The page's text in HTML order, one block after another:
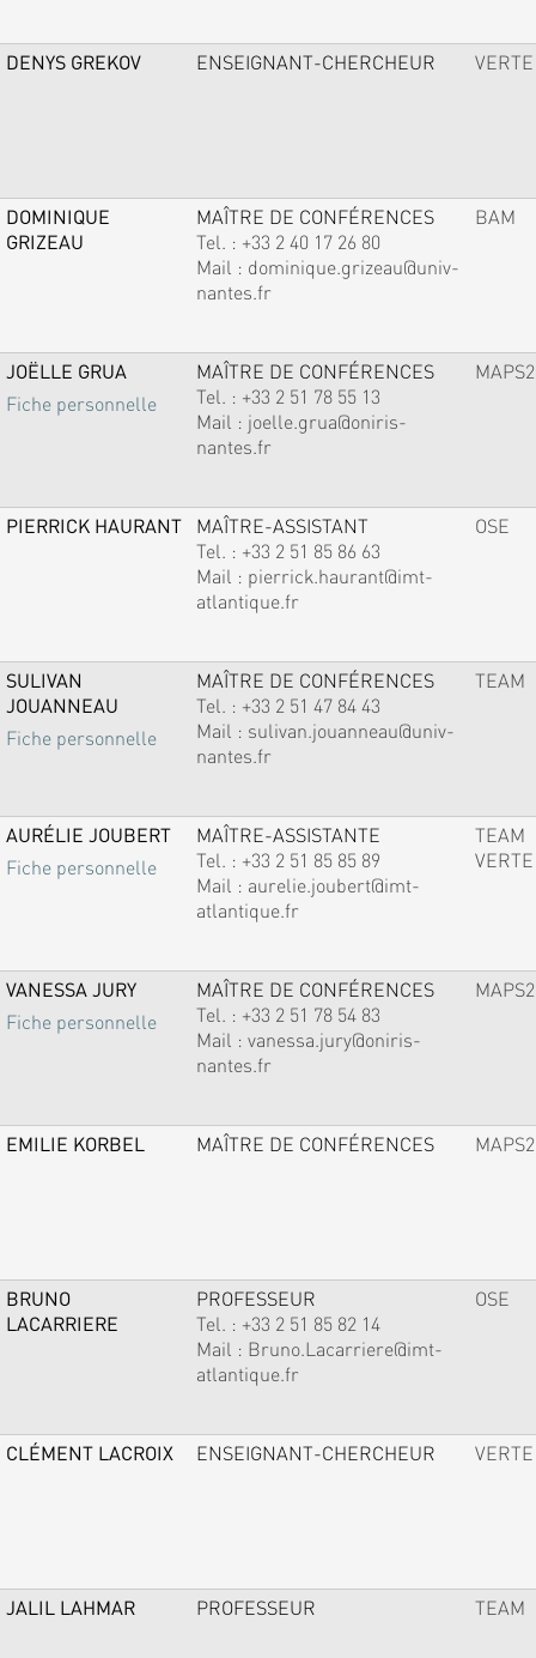
DENYS GREKOV ENSEIGNANT-CHERCHEUR VERTE
DOMINIQUE
GRIZEAU
MAÎTRE DE CONFÉRENCES
Tel. : +33 2 40 17 26 80
Mail : dominique.grizeau@univ-
nantes.fr
BAM
JOËLLE GRUA
Fiche personnelle
MAÎTRE DE CONFÉRENCES
Tel. : +33 2 51 78 55 13
Mail : joelle.grua@oniris-
nantes.fr
MAPS2
PIERRICK HAURANT
MAÎTRE-ASSISTANT
Tel. : +33 2 51 85 86 63
Mail : pierrick.haurant@imt-
atlantique.fr
OSE
SULIVAN
JOUANNEAU
Fiche personnelle
MAÎTRE DE CONFÉRENCES
Tel. : +33 2 51 47 84 43
Mail : sulivan.jouanneau@univ-
nantes.fr
TEAM
AURÉLIE JOUBERT
Fiche personnelle
MAÎTRE-ASSISTANTE
Tel. : +33 2 51 85 85 89
Mail : aurelie.joubert@imt-
atlantique.fr
TEAM
VERTE
VANESSA JURY
Fiche personnelle
MAÎTRE DE CONFÉRENCES
Tel. : +33 2 51 78 54 83
Mail : vanessa.jury@oniris-
nantes.fr
MAPS2
EMILIE KORBEL MAÎTRE DE CONFÉRENCES MAPS2
BRUNO
LACARRIERE
PROFESSEUR
Tel. : +33 2 51 85 82 14
Mail : Bruno.Lacarriere@imt-
atlantique.fr
OSE
CLÉMENT LACROIX ENSEIGNANT-CHERCHEUR VERTE
JALIL LAHMAR PROFESSEUR TEAM